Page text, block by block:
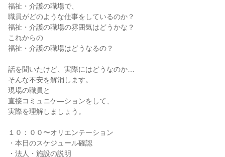
福祉・介護の職場で、
職員がどのような仕事をしているのか？
福祉・介護の職場の雰囲気はどうかな？
これからの
福祉・介護の職場はどうなるの？
話を聞いたけど、実際にはどうなのか…
そんな不安を解消します。
現場の職員と
直接コミュニケ―ションをして、
実際を理解しましょう。
１０：００〜オリエンテーション
・本日のスケジュール確認
・法人・施設の説明